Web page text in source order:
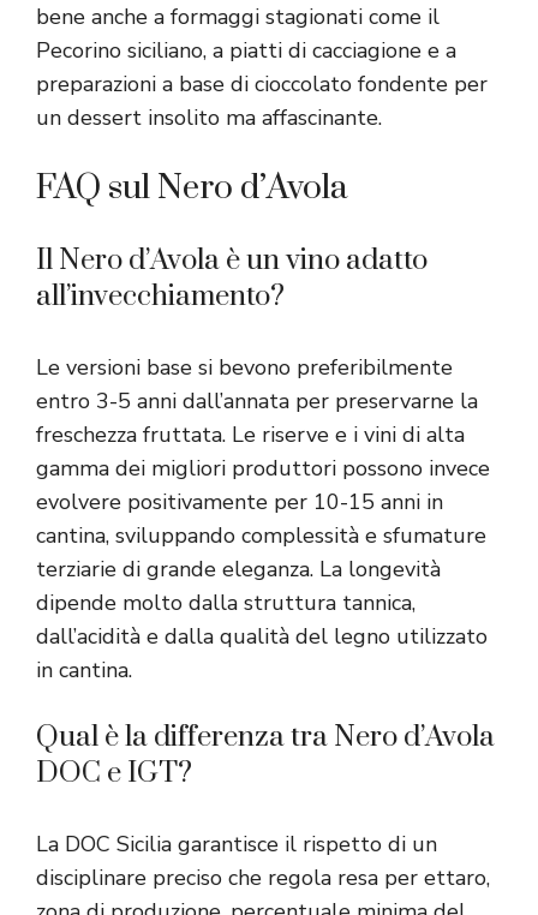
bene anche a formaggi stagionati come il
Pecorino siciliano, a piatti di cacciagione e a
preparazioni a base di cioccolato fondente per
un dessert insolito ma affascinante.
FAQ sul Nero d’Avola
Il Nero d’Avola è un vino adatto
all’invecchiamento?
Le versioni base si bevono preferibilmente
entro 3-5 anni dall’annata per preservarne la
freschezza fruttata. Le riserve e i vini di alta
gamma dei migliori produttori possono invece
evolvere positivamente per 10-15 anni in
cantina, sviluppando complessità e sfumature
terziarie di grande eleganza. La longevità
dipende molto dalla struttura tannica,
dall’acidità e dalla qualità del legno utilizzato
in cantina.
Qual è la differenza tra Nero d’Avola
DOC e IGT?
La DOC Sicilia garantisce il rispetto di un
disciplinare preciso che regola resa per ettaro,